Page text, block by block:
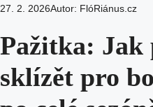
27. 2. 2026Autor: FlóRiánus.cz
Pažitka: Jak
sklízět pro